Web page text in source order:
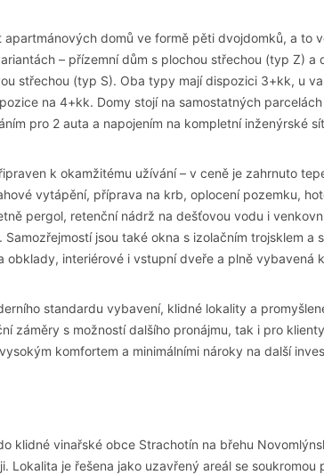
apartmánových domů ve formě pěti dvojdomků, a to
– přízemní dům s plochou střechou (typ Z) a
střechou (typ S). Oba typy mají dispozici 3+kk, u
na 4+kk. Domy stojí na samostatných
pro 2 auta a napojením na kompletní inženýrské
k okamžitému užívání – v ceně je zahrnuto
vytápění, příprava na krb, oplocení pozemku,
pergol, retenční nádrž na dešťovou vodu i
Samozřejmostí jsou také okna s izolačním trojsklem a
obklady, interiérové i vstupní dveře a plně vybavená
standardu vybavení, klidné lokality a
záměry s možností dalšího pronájmu, tak i pro
komfortem a minimálními nároky na další
klidné vinařské obce Strachotín na břehu
Lokalita je řešena jako uzavřený areál se soukromou